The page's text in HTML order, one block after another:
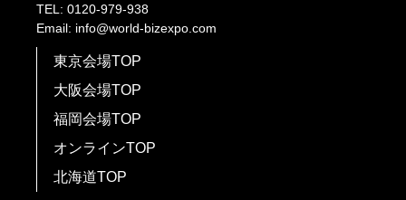
TEL: 0120-979-938
Email: info@world-bizexpo.com
東京会場TOP
大阪会場TOP
福岡会場TOP
オンラインTOP
北海道TOP